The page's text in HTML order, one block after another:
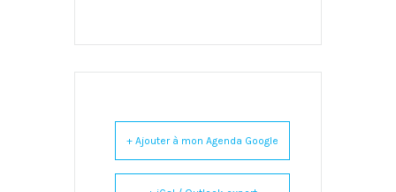
+ Ajouter à mon Agenda Google